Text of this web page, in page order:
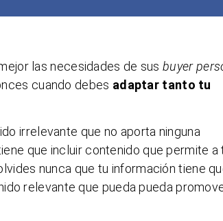
las necesidades de susbuyer
cuando debes adaptar tanto tu
irrelevante que no aporta ninguna
que incluir contenido que permite a
nunca que tu información tiene
relevante que pueda pueda